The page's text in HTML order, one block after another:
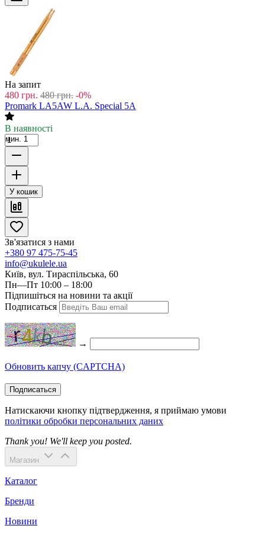
На запит
480 грн. 480 грн. -0%
Promark LA5AW L.A. Special 5A
В наявності
мин. 1
У кошик
Зв'язатися з нами
+380 97 475-75-45
info@ukulele.ua
Київ, вул. Тираспільська, 60
Пн—Пт 10:00 – 18:00
Підпишіться на новини та акції
Подписаться
→
Обновить капчу (CAPTCHA)
Подписаться
Натискаючи кнопку підтвердження, я приймаю умови
політики обробки персональних даних
Thank you! We'll keep you posted.
Магазин
Каталог
Бренди
Новини